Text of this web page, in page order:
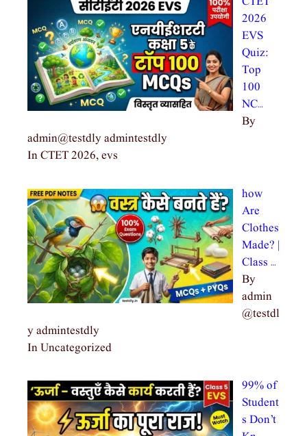
2026
EVS
Quiz:
Top
100
NC…
By
admin@testdly admintestdly
In CTET 2026, evs
how
Are
Clothes
Made? |
Class …
By
admin
@testdl
y admintestdly
In Uncategorized
99% of
Student
s Don’t